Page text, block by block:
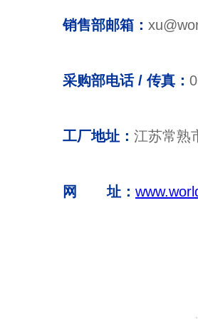
销售部邮箱：
采购部电话 / 传真：
工厂地址： 江苏常熟
网 址：